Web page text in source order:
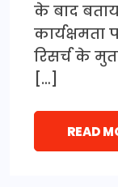
के बाद
कार्यक्षमता
रिसर्च के
[…]
READ